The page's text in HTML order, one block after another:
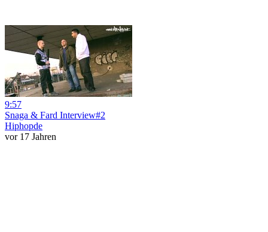
9:57
Snaga & Fard Interview#2
Hiphopde
vor 17 Jahren